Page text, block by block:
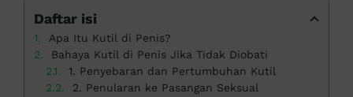
Daftar isi
Apa Itu Kutil di Penis?
Bahaya Kutil di Penis Jika Tidak Diobati
1. Penyebaran dan Pertumbuhan Kutil
2. Penularan ke Pasangan Seksual